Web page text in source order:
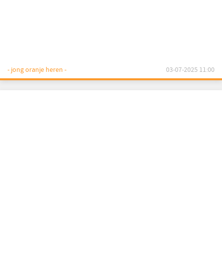
- jong oranje heren - 03-07-2025 11:00